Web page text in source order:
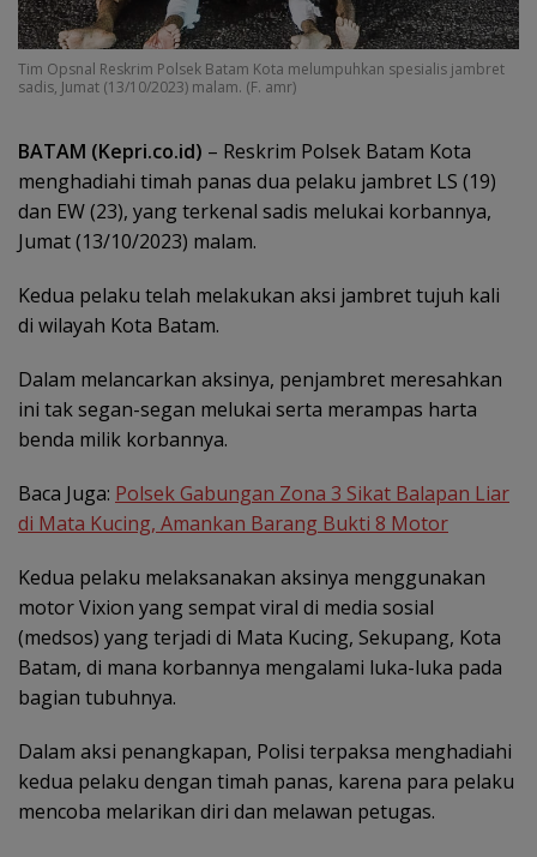
Tim Opsnal Reskrim Polsek Batam Kota melumpuhkan spesialis jambret
sadis, Jumat (13/10/2023) malam. (F. amr)
BATAM (Kepri.co.id) – Reskrim Polsek Batam Kota
menghadiahi timah panas dua pelaku jambret LS (19)
dan EW (23), yang terkenal sadis melukai korbannya,
Jumat (13/10/2023) malam.
Kedua pelaku telah melakukan aksi jambret tujuh kali
di wilayah Kota Batam.
Dalam melancarkan aksinya, penjambret meresahkan
ini tak segan-segan melukai serta merampas harta
benda milik korbannya.
Baca Juga: Polsek Gabungan Zona 3 Sikat Balapan Liar
di Mata Kucing, Amankan Barang Bukti 8 Motor
Kedua pelaku melaksanakan aksinya menggunakan
motor Vixion yang sempat viral di media sosial
(medsos) yang terjadi di Mata Kucing, Sekupang, Kota
Batam, di mana korbannya mengalami luka-luka pada
bagian tubuhnya.
Dalam aksi penangkapan, Polisi terpaksa menghadiahi
kedua pelaku dengan timah panas, karena para pelaku
mencoba melarikan diri dan melawan petugas.